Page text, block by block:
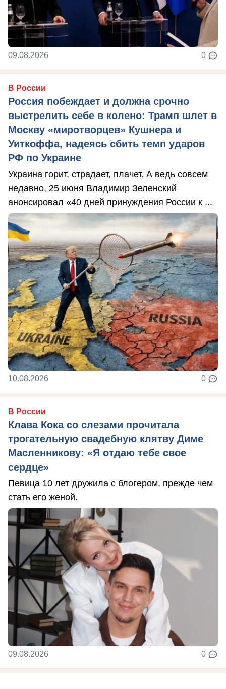
09.08.2026 0
В России
Россия побеждает и должна срочно
выстрелить себе в колено: Трамп шлет в
Москву «миротворцев» Кушнера и
Уиткоффа, надеясь сбить темп ударов
РФ по Украине
Украина горит, страдает, плачет. А ведь совсем
недавно, 25 июня Владимир Зеленский
анонсировал «40 дней принуждения России к ...
10.08.2026 0
В России
Клава Кока со слезами прочитала
трогательную свадебную клятву Диме
Масленникову: «Я отдаю тебе свое
сердце»
Певица 10 лет дружила с блогером, прежде чем
стать его женой.
09.08.2026 0